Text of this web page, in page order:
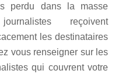
perdu dans la masse
reçoivent
les destinataires
vous renseigner sur les
qui couvrent votre